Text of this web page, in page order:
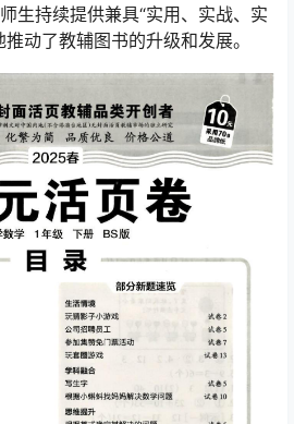
生持续提供兼具“实用、实战、实
动了教辅图书的升级和发展。